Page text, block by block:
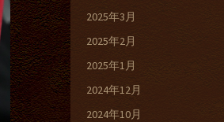
2025年3月
2025年2月
2025年1月
2024年12月
2024年10月